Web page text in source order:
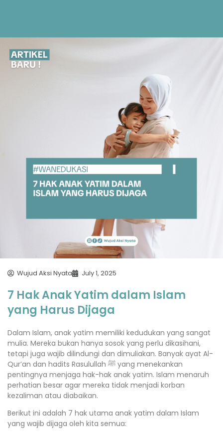
Wujud Aksi Nyata July 1, 2025
7 Hak Anak Yatim dalam Islam
yang Harus Dijaga
Dalam Islam, anak yatim memiliki kedudukan yang sangat
mulia. Mereka bukan hanya sosok yang perlu dikasihani,
tetapi juga wajib dilindungi dan dimuliakan. Banyak ayat Al-
Qur’an dan hadits Rasulullah ﷺ yang menekankan
pentingnya menjaga hak-hak anak yatim. Islam menaruh
perhatian besar agar mereka tidak menjadi korban
kezaliman atau diabaikan.
Berikut ini adalah 7 hak utama anak yatim dalam Islam
yang wajib dijaga oleh kita semua: